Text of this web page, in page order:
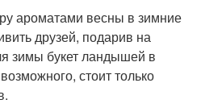
ароматами весны в зимние
друзей, подарив на
зимы букет ландышей в
стоит только